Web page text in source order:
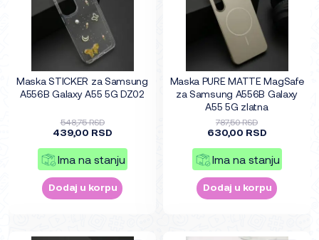
Maska STICKER za Samsung
A556B Galaxy A55 5G DZ02
548,75 RSD
439,00 RSD
Ima na stanju
Dodaj u korpu
Maska PURE MATTE MagSafe
za Samsung A556B Galaxy
A55 5G zlatna
787,50 RSD
630,00 RSD
Ima na stanju
Dodaj u korpu